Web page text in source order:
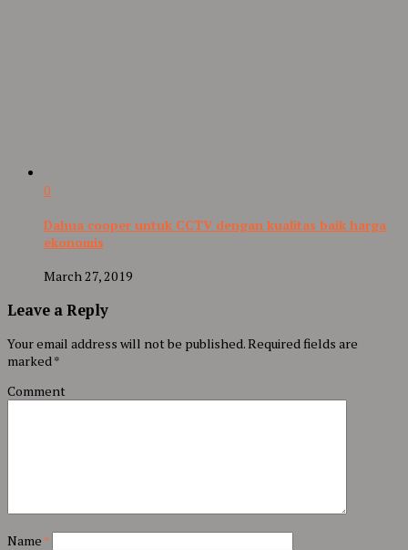
0
Dahua cooper untuk CCTV dengan kualitas baik harga
ekonomis
March 27, 2019
Leave a Reply
Your email address will not be published.Required fields are
marked*
Comment
Name *